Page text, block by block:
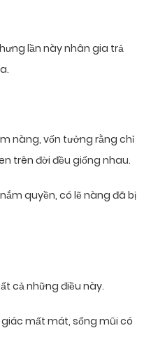
lần này nhân gia trả
nàng, vốn tưởng rằng chỉ
trên đời đều giống nhau.
quyền, có lẽ nàng đã bị
cả những điều này.
mất mát, sống mũi có